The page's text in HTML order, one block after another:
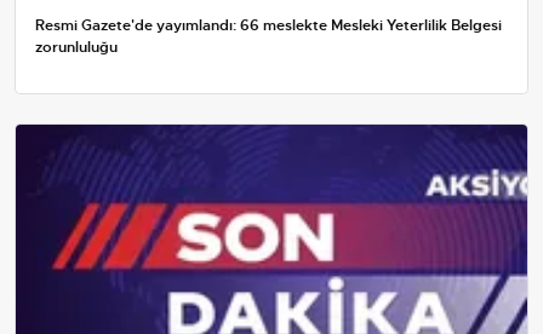
Resmi Gazete'de yayımlandı: 66 meslekte Mesleki Yeterlilik Belgesi
zorunluluğu